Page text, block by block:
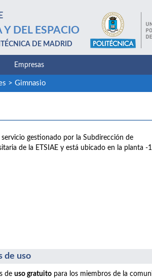
Y DEL ESPACIO
DE MADRID
Empresas
> Gimnasio
servicio gestionado por la Subdirección de
de la ETSIAE y está ubicado en la planta -1
de uso
de uso gratuito para los miembros de la